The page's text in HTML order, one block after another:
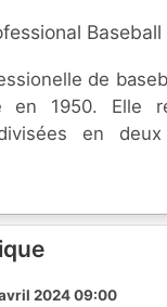
Baseball
de
en 1950. Elle
en
2024 09:00